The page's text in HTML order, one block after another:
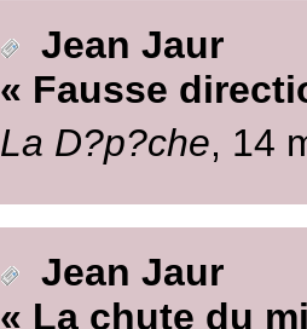
Jean Jaur
« Fausse
La D?p?che, 14
Jean Jaur
« La chute du